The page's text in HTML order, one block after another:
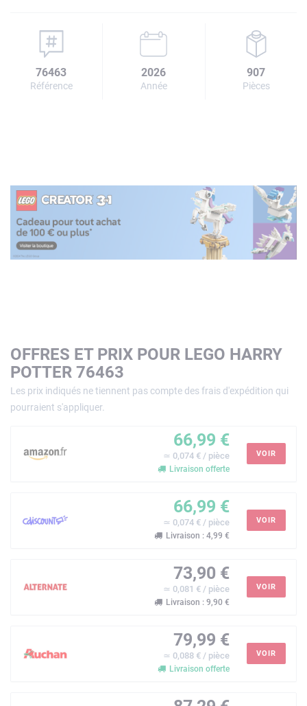
76463
Référence
2026
Année
907
Pièces
OFFRES ET PRIX POUR LEGO HARRY
POTTER 76463
Les prix indiqués ne tiennent pas compte des frais d'expédition qui
pourraient s'appliquer.
66,99 €
≃ 0,074 € / pièce
Livraison offerte
VOIR
66,99 €
≃ 0,074 € / pièce
Livraison : 4,99 €
VOIR
73,90 €
≃ 0,081 € / pièce
Livraison : 9,90 €
VOIR
79,99 €
≃ 0,088 € / pièce
Livraison offerte
VOIR